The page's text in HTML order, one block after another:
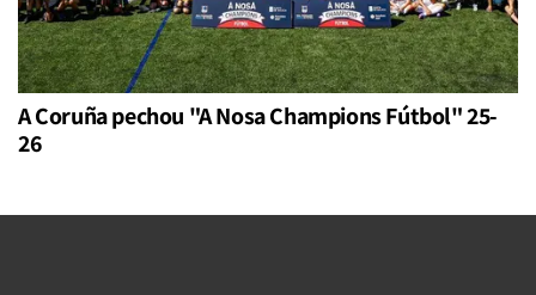
A Coruña pechou "A Nosa Champions Fútbol" 25-
26